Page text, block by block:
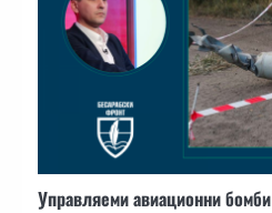
Управляеми авиационни бомби